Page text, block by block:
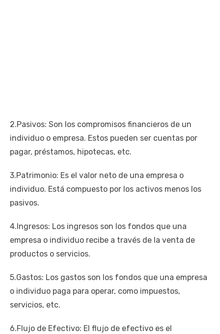
2.Pasivos: Son los compromisos financieros de un
individuo o empresa. Estos pueden ser cuentas por
pagar, préstamos, hipotecas, etc.
3.Patrimonio: Es el valor neto de una empresa o
individuo. Está compuesto por los activos menos los
pasivos.
4.Ingresos: Los ingresos son los fondos que una
empresa o individuo recibe a través de la venta de
productos o servicios.
5.Gastos: Los gastos son los fondos que una empresa
o individuo paga para operar, como impuestos,
servicios, etc.
6.Flujo de Efectivo: El flujo de efectivo es el